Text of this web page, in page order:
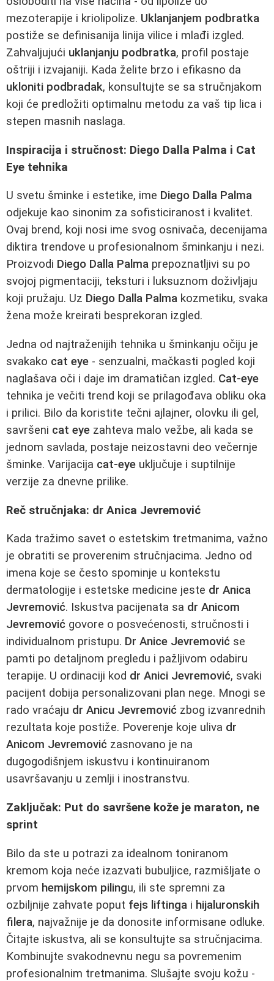
mezoterapije i kriolipolize. Uklanjanjem podbratka
postiže se definisanija linija vilice i mlađi izgled.
Zahvaljujući uklanjanju podbratka, profil postaje
oštriji i izvajaniji. Kada želite brzo i efikasno da
ukloniti podbradak, konsultujte se sa stručnjakom
koji će predložiti optimalnu metodu za vaš tip lica i
stepen masnih naslaga.
Inspiracija i stručnost: Diego Dalla Palma i Cat
Eye tehnika
U svetu šminke i estetike, ime Diego Dalla Palma
odjekuje kao sinonim za sofisticiranost i kvalitet.
Ovaj brend, koji nosi ime svog osnivača, decenijama
diktira trendove u profesionalnom šminkanju i nezi.
Proizvodi Diego Dalla Palma prepoznatljivi su po
svojoj pigmentaciji, teksturi i luksuznom doživljaju
koji pružaju. Uz Diego Dalla Palma kozmetiku, svaka
žena može kreirati besprekoran izgled.
Jedna od najtraženijih tehnika u šminkanju očiju je
svakako cat eye - senzualni, mačkasti pogled koji
naglašava oči i daje im dramatičan izgled. Cat-eye
tehnika je večiti trend koji se prilagođava obliku oka
i prilici. Bilo da koristite tečni ajlajner, olovku ili gel,
savršeni cat eye zahteva malo vežbe, ali kada se
jednom savlada, postaje neizostavni deo večernje
šminke. Varijacija cat-eye uključuje i suptilnije
verzije za dnevne prilike.
Reč stručnjaka: dr Anica Jevremović
Kada tražimo savet o estetskim tretmanima, važno
je obratiti se proverenim stručnjacima. Jedno od
imena koje se često spominje u kontekstu
dermatologije i estetske medicine jeste dr Anica
Jevremović. Iskustva pacijenata sa dr Anicom
Jevremović govore o posvećenosti, stručnosti i
individualnom pristupu. Dr Anice Jevremović se
pamti po detaljnom pregledu i pažljivom odabiru
terapije. U ordinaciji kod dr Anici Jevremović, svaki
pacijent dobija personalizovani plan nege. Mnogi se
rado vraćaju dr Anicu Jevremović zbog izvanrednih
rezultata koje postiže. Poverenje koje uliva dr
Anicom Jevremović zasnovano je na
dugogodišnjem iskustvu i kontinuiranom
usavršavanju u zemlji i inostranstvu.
Zaključak: Put do savršene kože je maraton, ne
sprint
Bilo da ste u potrazi za idealnom toniranom
kremom koja neće izazvati bubuljice, razmišljate o
prvom hemijskom pilingu, ili ste spremni za
ozbiljnije zahvate poput fejs liftinga i hijaluronskih
filera, najvažnije je da donosite informisane odluke.
Čitajte iskustva, ali se konsultujte sa stručnjacima.
Kombinujte svakodnevnu negu sa povremenim
profesionalnim tretmanima. Slušajte svoju kožu -